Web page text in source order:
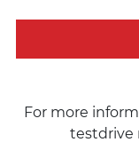
For more
testdrive